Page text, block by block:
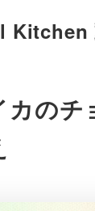
Kitchen
カのチ